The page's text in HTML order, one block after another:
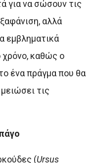
για να σώσουν τις
αλλά
εμβληματικά
χρόνο, καθώς ο
ένα πράγμα που θα
τις
(Ursus